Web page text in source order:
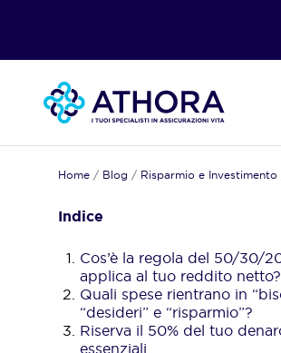
Home / Blog / Risparmio e Investimento
Indice
Cos’è la regola del 50/30/
applica al tuo reddito netto?
Quali spese rientrano in
“desideri” e “risparmio”?
Riserva il 50% del tuo
essenziali